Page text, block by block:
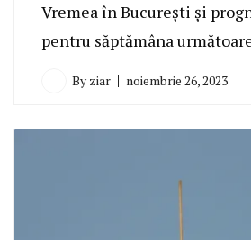
Vremea în București și
pentru săptămâna
By ziar noiembrie 26, 2023